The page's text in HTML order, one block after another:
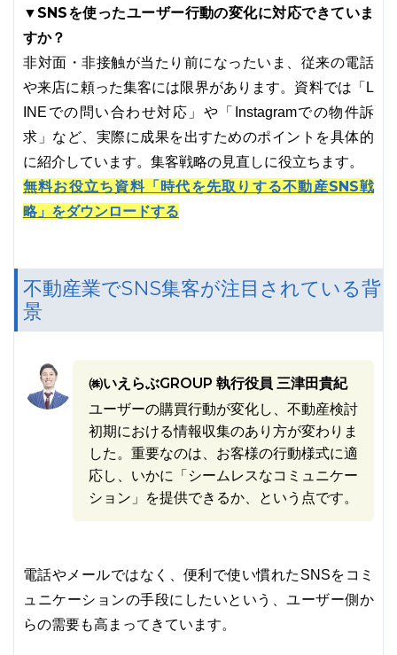
▼SNSを使ったユーザー行動の変化に対応できていま
すか？
非対面・非接触が当たり前になったいま、従来の電話
や来店に頼った集客には限界があります。資料では「L
INEでの問い合わせ対応」や「Instagramでの物件訴
求」など、実際に成果を出すためのポイントを具体的
に紹介しています。集客戦略の見直しに役立ちます。
無料お役立ち資料「時代を先取りする不動産SNS戦
略」をダウンロードする
不動産業でSNS集客が注目されている背
景
㈱いえらぶGROUP 執行役員 三津田貴紀
ユーザーの購買行動が変化し、不動産検討
初期における情報収集のあり方が変わりま
した。重要なのは、お客様の行動様式に適
応し、いかに「シームレスなコミュニケー
ション」を提供できるか、という点です。
電話やメールではなく、便利で使い慣れたSNSをコミ
ュニケーションの手段にしたいという、ユーザー側か
らの需要も高まってきています。